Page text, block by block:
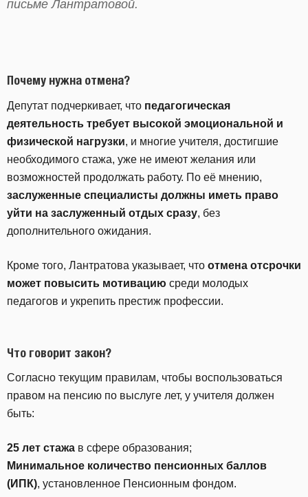
письме Лантратовой.
Почему нужна отмена?
Депутат подчеркивает, что педагогическая
деятельность требует высокой эмоциональной и
физической нагрузки, и многие учителя, достигшие
необходимого стажа, уже не имеют желания или
возможностей продолжать работу. По её мнению,
заслуженные специалисты должны иметь право
уйти на заслуженный отдых сразу, без
дополнительного ожидания.
Кроме того, Лантратова указывает, что отмена отсрочки
может повысить мотивацию среди молодых
педагогов и укрепить престиж профессии.
Что говорит закон?
Согласно текущим правилам, чтобы воспользоваться
правом на пенсию по выслуге лет, у учителя должен
быть:
25 лет стажа в сфере образования;
Минимальное количество пенсионных баллов
(ИПК), установленное Пенсионным фондом.